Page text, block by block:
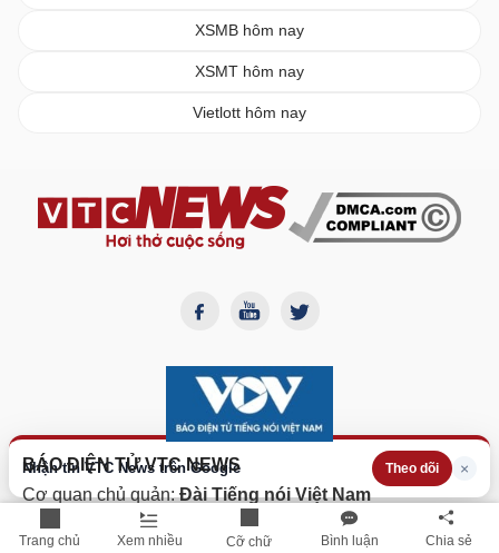
Trang chủ Xem nhiều Cỡ chữ Bình luận Chia sẻ
Nhận tin VTC News trên Google Theo dõi ×
XSMB hôm nay
XSMT hôm nay
Vietlott hôm nay
BÁO ĐIỆN TỬ VTC NEWS
Cơ quan chủ quản:Đài Tiếng nói Việt Nam
Giấy phép Báo điện tử số
382/GP-BTTTTdo Bộ Thông
tin Truyền thông cấp lại ngày 12/10/2023.